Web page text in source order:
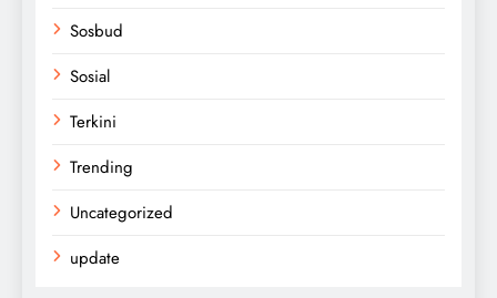
Sosbud
Sosial
Terkini
Trending
Uncategorized
update